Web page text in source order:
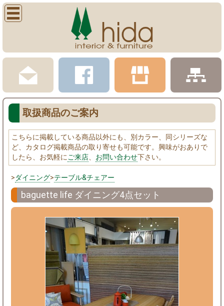
取扱商品のご案内
こちらに掲載している商品以外にも、別カラー、同シリーズな
ど、カタログ掲載商品の取り寄せも可能です。興味がおありで
したら、お気軽にご来店、 お問い合わせ下さい。
>ダイニング>テーブル&チェアー
baguette life ダイニング4点セット